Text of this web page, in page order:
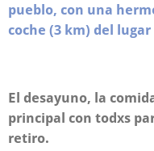
pueblo, con una
coche (3 km) del
El desayuno, la
principal con todxs
retiro.